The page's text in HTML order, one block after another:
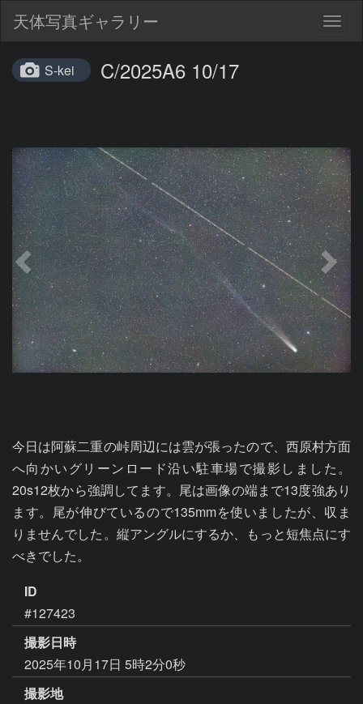
天体写真ギャラリー
S-kei C/2025A6 10/17
今日は阿蘇二重の峠周辺には雲が張ったので、西原村方面
へ向かいグリーンロード沿い駐車場で撮影しました。
20s12枚から強調してます。尾は画像の端まで13度強あり
ます。尾が伸びているので135mmを使いましたが、収ま
りませんでした。縦アングルにするか、もっと短焦点にす
べきでした。
ID
#127423
撮影日時
2025年10月17日 5時2分0秒
撮影地